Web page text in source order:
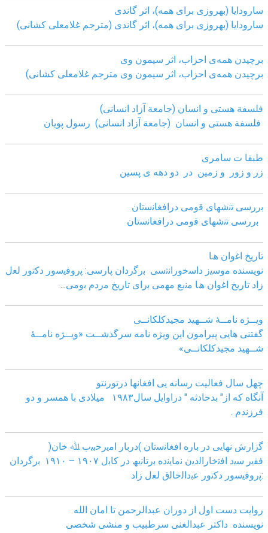
سارودایا (بهروزی برای همه)، اثر گاندی
سارودایا (بهروزی برای همه)، اثر گاندی (مترجم غلامعلی کشانی)
برچیدن همه‌ی احزاب، اثر سیمون وی
برچیدن همه‌ی احزاب، اثر سیمون وی مترجم غلامعلی کشانی)
فلسفة هستی و انسان (جامعة آزاد انسانی)
فلسفة هستی و انسان (جامعة آزاد انسانی) رسول پویان
طبقا ت سامری
زر و زور و زمین در دو دهه ی پسین
ﺑررﺳﯽ ﺗﻧﺷﮭﺎی ﻗوﻣﯽ دراﻓﻐﺎﻧﺳﺗﺎن
ﺑررﺳﯽ ﺗﻧﺷﮭﺎی ﻗوﻣﯽ دراﻓﻐﺎﻧﺳﺗﺎن
ﺗﺎرﯾﺦ اﻏوان ھﺎ
نویسنده ﻣوﺳﯾز داﺳﺧوراﻧﺗﺳﯽ ﺑرﮔردان ﭘﺎرﺳﯽ: ﭘروﻓﯾﺳور دﮐﺗور ﻟﻌل
زاد ﺗﺎرﯾﺦ اﻏوان ھﺎ ﻣﻧﺑﻊ ﻣﮭﻣﯽ ﺑرای ﺗﺎرﯾﺦ ﻣردم ﺑوﻣﯽ
ویــژه نامــۀ شــهید مجیدکلکانــی
گفتنی هایی پیرامون این ویژه نامه سرگذشــت «ویــژه نامــۀ
شــهید مجیدکلکانــی»
چهل سال فعالیت رسانه یی افغانها درتورنتو
آنگاه که از" بدحادثه " دراوایل سال۱۹۸۳ میلادی با همسر و دو
فرزندم .
ﮔزارش ﻧﮭﺎﯾﯽ در ﺑﺎره اﻓﻐﺎﻧﺳﺗﺎن )درﺑﺎر اﻣﯾرﺣﺑﯾب ﷲ ﺧﺎن(
ﻓﻘﯾر ﺳﯾد اﻓﺗﺧﺎراﻟدﯾن ﻧﻣﺎﯾﻧده ﺑرﺗﺎﻧﯾﮫ در ﮐﺎﺑل ١٩٠٧ – ١٩١٠ ﺑرﮔردان
:ﭘروﻓﯾﺳور دﮐﺗور ﻋﺑداﻟﺧﺎﻟق ﻟﻌل زاد
روایت دست اول از دوران عبدالرحمن تا امان الله
نویسنده داکتر عبدالغنی سرطبیب و منشی شخصی